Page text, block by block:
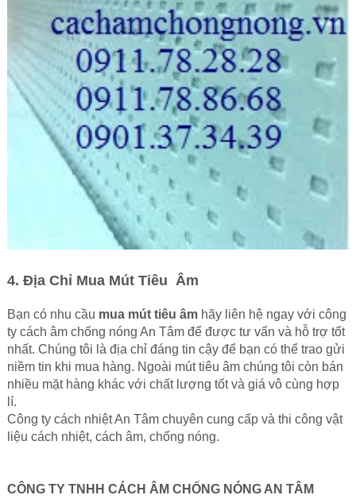
4. Địa Chỉ Mua Mút Tiêu Âm
Bạn có nhu cầu mua mút tiêu âmhãy liên hệ ngay với công
ty cách âm chống nóng An Tâm để được tư vấn và hỗ trợ tốt
nhất. Chúng tôi là địa chỉ đáng tin cậy để bạn có thể trao gửi
niềm tin khi mua hàng. Ngoài mút tiêu âm chúng tôi còn bán
nhiều mặt hàng khác với chất lượng tốt và giá vô cùng hợp
lí.
Công ty cách nhiệt An Tâmchuyên cung cấp và thi công vật
liệu cách nhiệt, cách âm, chống nóng.
CÔNG TY TNHH CÁCH ÂM CHỐNG NÓNG AN TÂM